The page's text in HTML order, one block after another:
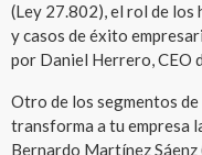
(Ley 27.802), el rol de
y casos de éxito
por Daniel Herrero, CEO
Otro de los segmentos
transforma a tu empresa
Bernardo Martínez Sáenz